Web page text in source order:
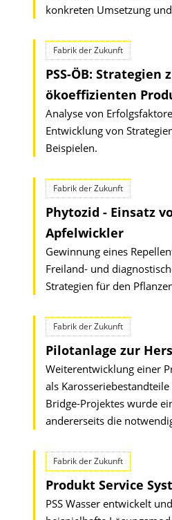
konkreten Umsetzung
Fabrik der Zukunft
PSS-ÖB:
ökoeffizienten
Analyse von
Entwicklung von
Beispielen.
Fabrik der Zukunft
Phytozid - Einsatz
Apfelwickler
Gewinnung eines
Freiland- und
Strategien für den
Fabrik der Zukunft
Pilotanlage zur
Weiterentwicklung einer
als
Bridge-Projektes wurde
andererseits die
Fabrik der Zukunft
Produkt Service
PSS Wasser entwickelt